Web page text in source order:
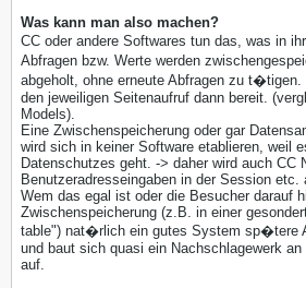
Was kann man also machen?
CC oder andere Softwares tun das, was in
Abfragen bzw. Werte werden
abgeholt, ohne erneute Abfragen zu
den jeweiligen Seitenaufruf dann bereit.
Models).
Eine Zwischenspeicherung oder gar
wird sich in keiner Software etablieren, weil
Datenschutzes geht. -> daher wird auch CC
Benutzeradresseingaben in der Session etc.
Wem das egal ist oder die Besucher darauf
Zwischenspeicherung (z.B. in einer
table") nat�rlich ein gutes System sp�tere
und baut sich quasi ein Nachschlagewerk
auf.